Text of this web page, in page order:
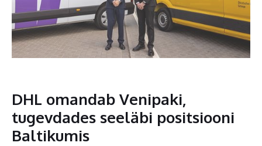
DHL omandab Venipaki,
tugevdades seeläbi positsiooni
Baltikumis